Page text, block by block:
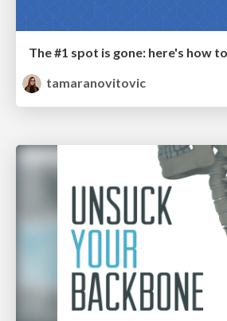
The #1 spot is gone: here's how
tamaranovitovic